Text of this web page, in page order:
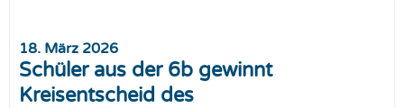
18. März 2026
Schüler aus der 6b gewinnt
Kreisentscheid des